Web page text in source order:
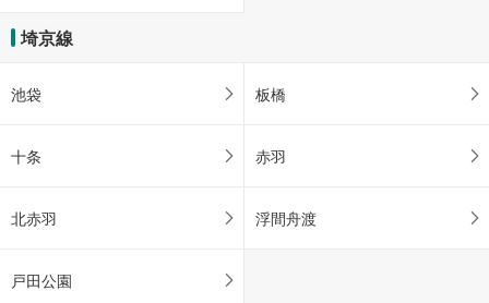
埼京線
池袋 板橋
十条 赤羽
北赤羽 浮間舟渡
戸田公園